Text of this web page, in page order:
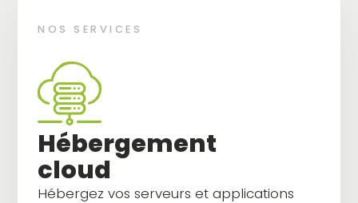
NOS SERVICES
Hébergement
cloud
Hébergez vos serveurs et applications